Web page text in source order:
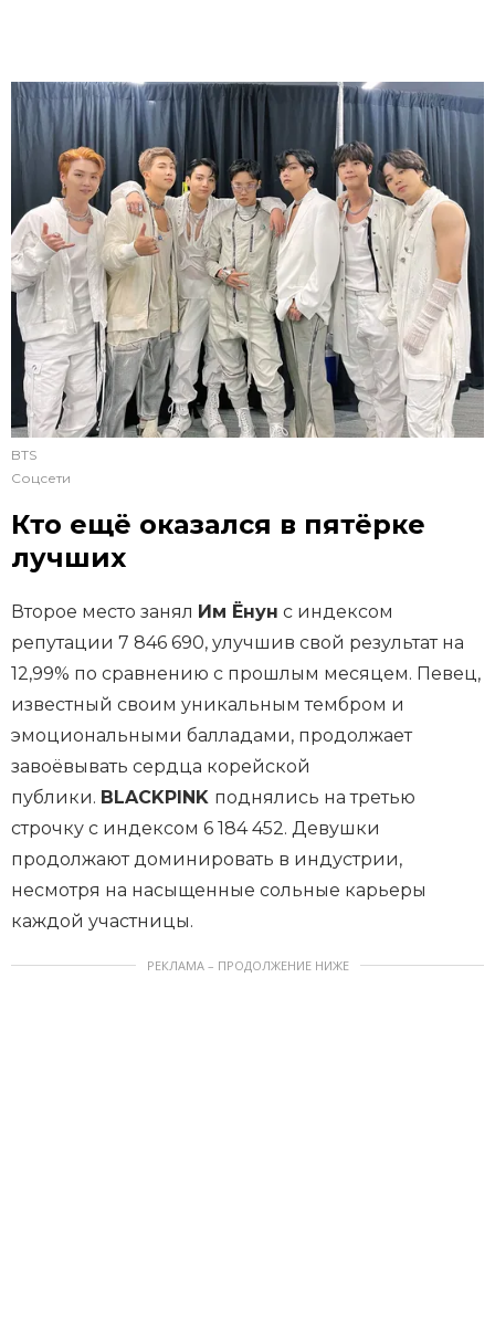
BTS
Соцсети
Кто ещё оказался в пятёрке
лучших
Второе место занял Им Ёнун с индексом
репутации 7 846 690, улучшив свой результат на
12,99% по сравнению с прошлым месяцем. Певец,
известный своим уникальным тембром и
эмоциональными балладами, продолжает
завоёвывать сердца корейской
публики. BLACKPINK поднялись на третью
строчку с индексом 6 184 452. Девушки
продолжают доминировать в индустрии,
несмотря на насыщенные сольные карьеры
каждой участницы.
РЕКЛАМА – ПРОДОЛЖЕНИЕ НИЖЕ